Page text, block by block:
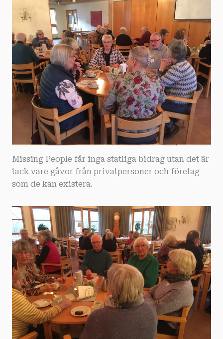
Missing People får inga statliga bidrag utan det är
tack vare gåvor från privatpersoner och företag
som de kan existera.